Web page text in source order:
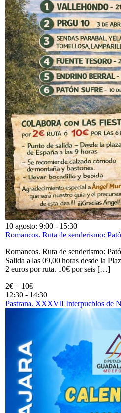
10 agosto: 9:00 - 15:30
Romancos. Ruta de senderismo:
Romancos. Ruta de senderismo:
Salida a las 09,00 horas desde la
2 euros por ruta. 10€ por seis […]
2€ – 10€
12:30 - 14:30
Pastrana. XXXVII Interpueblos de